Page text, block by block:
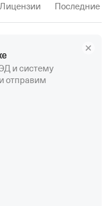
Лицензии Последние
и систему
отправим